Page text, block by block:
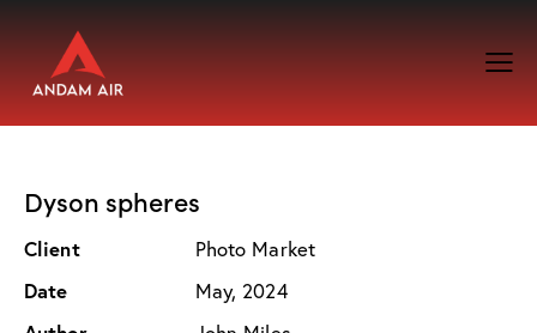
Dyson spheres
Client
Photo Market
Date
May, 2024